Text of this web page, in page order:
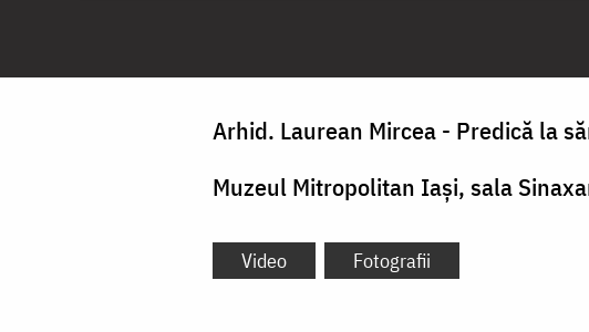
Arhid. Laurean Mircea - Predică la
Muzeul Mitropolitan Iași, sala
Video Fotografii